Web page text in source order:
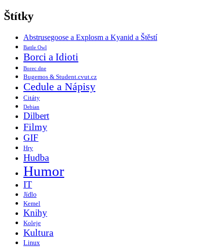
Štítky
Abstrusegoose a Explosm a Kyanid a Štěstí
Battle Owl
Borci a Idioti
Borec dne
Bugemos & Student.cvut.cz
Cedule a Nápisy
Citáty
Debian
Dilbert
Filmy
GIF
Hry
Hudba
Humor
IT
Jídlo
Kemel
Knihy
Koleje
Kultura
Linux